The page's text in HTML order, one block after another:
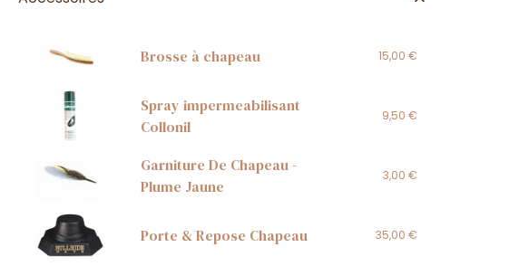
Brosse à chapeau 15,00 €
Spray impermeabilisant
Collonil
9,50 €
Garniture De Chapeau -
Plume Jaune
3,00 €
Porte & Repose Chapeau 35,00 €